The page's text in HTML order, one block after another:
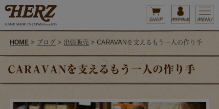
HOME > ブログ > 出張販売 > CARAVANを支えるもう一人の作り手
CARAVANを支えるもう一人の作り手